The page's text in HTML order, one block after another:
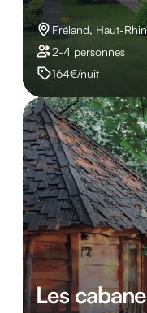
Fréland, Haut-Rhin
2-4 personnes
164€/nuit
Les